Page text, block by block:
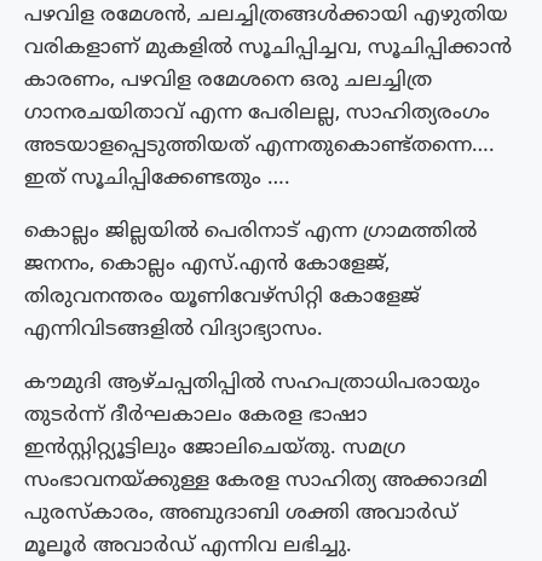
പഴവിള രമേശൻ, ചലച്ചിത്രങ്ങൾക്കായി എഴുതിയ
വരികളാണ് മുകളിൽ സൂചിപ്പിച്ചവ, സൂചിപ്പിക്കാൻ
കാരണം, പഴവിള രമേശനെ ഒരു ചലച്ചിത്ര
ഗാനരചയിതാവ് എന്ന പേരിലല്ല, സാഹിത്യരംഗം
അടയാളപ്പെടുത്തിയത് എന്നതുകൊണ്ട്തന്നെ….
ഇത് സൂചിപ്പിക്കേണ്ടതും ….
കൊല്ലം ജില്ലയിൽ പെരിനാട് എന്ന ഗ്രാമത്തിൽ
ജനനം, കൊല്ലം എസ്.എൻ കോളേജ്,
തിരുവനന്തരം യൂണിവേഴ്സിറ്റി കോളേജ്
എന്നിവിടങ്ങളിൽ വിദ്യാഭ്യാസം.
കൗമുദി ആഴ്ചപ്പതിപ്പിൽ സഹപത്രാധിപരായും
തുടർന്ന് ദീർഘകാലം കേരള ഭാഷാ
ഇൻസ്റ്റിറ്റ്യൂട്ടിലും ജോലിചെയ്തു. സമഗ്ര
സംഭാവനയ്ക്കുള്ള കേരള സാഹിത്യ അക്കാദമി
പുരസ്കാരം, അബുദാബി ശക്തി അവാർഡ്
മൂലൂർ അവാർഡ് എന്നിവ ലഭിച്ചു.